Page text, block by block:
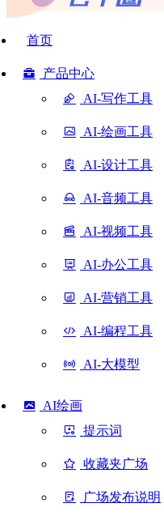
首页
产品中心
AI-写作工具
AI-绘画工具
AI-设计工具
AI-音频工具
AI-视频工具
AI-办公工具
AI-营销工具
AI-编程工具
AI-大模型
AI绘画
提示词
收藏夹广场
广场发布说明